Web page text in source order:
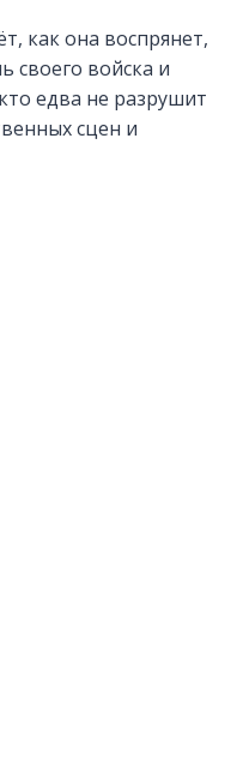
как она воспрянет,
своего войска и
едва не разрушит
сцен и